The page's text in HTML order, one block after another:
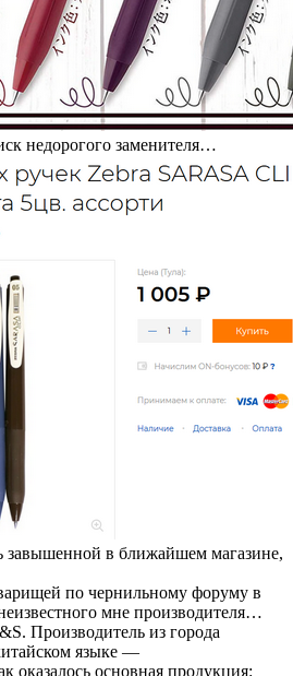
недорогого заменителя…
завышенной в ближайшем магазине,
по чернильному форуму в
мне производителя…
Производитель из города
языке —
оказалось основная продукция: